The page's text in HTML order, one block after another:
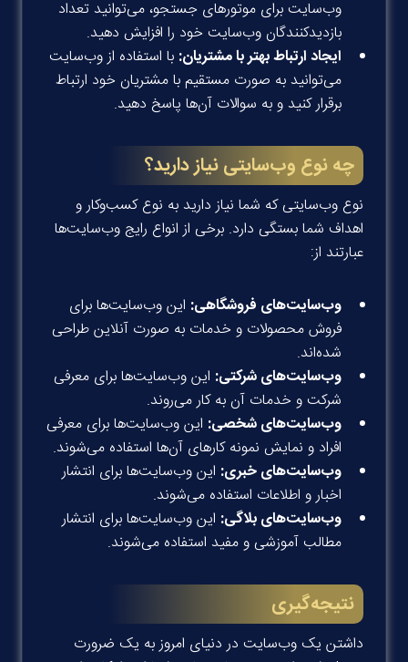
وب‌سایت برای موتورهای جستجو، می‌توانید تعداد
بازدیدکنندگان وب‌سایت خود را افزایش دهید.
ایجاد ارتباط بهتر با مشتریان: با استفاده از وب‌سایت
می‌توانید به صورت مستقیم با مشتریان خود ارتباط
برقرار کنید و به سوالات آن‌ها پاسخ دهید.
چه نوع وب‌سایتی نیاز دارید؟
نوع وب‌سایتی که شما نیاز دارید به نوع کسب‌وکار و
اهداف شما بستگی دارد. برخی از انواع رایج وب‌سایت‌ها
عبارتند از:
وب‌سایت‌های فروشگاهی: این وب‌سایت‌ها برای
فروش محصولات و خدمات به صورت آنلاین طراحی
شده‌اند.
وب‌سایت‌های شرکتی: این وب‌سایت‌ها برای معرفی
شرکت و خدمات آن به کار می‌روند.
وب‌سایت‌های شخصی: این وب‌سایت‌ها برای معرفی
افراد و نمایش نمونه کارهای آن‌ها استفاده می‌شوند.
وب‌سایت‌های خبری: این وب‌سایت‌ها برای انتشار
اخبار و اطلاعات استفاده می‌شوند.
وب‌سایت‌های بلاگی: این وب‌سایت‌ها برای انتشار
مطالب آموزشی و مفید استفاده می‌شوند.
نتیجه‌گیری
داشتن یک وب‌سایت در دنیای امروز به یک ضرورت